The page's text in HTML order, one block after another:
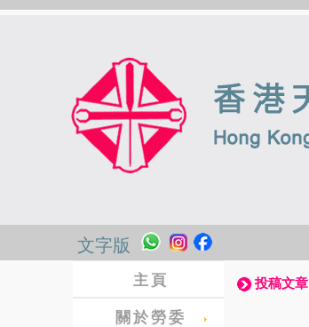
文字版
主頁
關於勞委
投稿文章